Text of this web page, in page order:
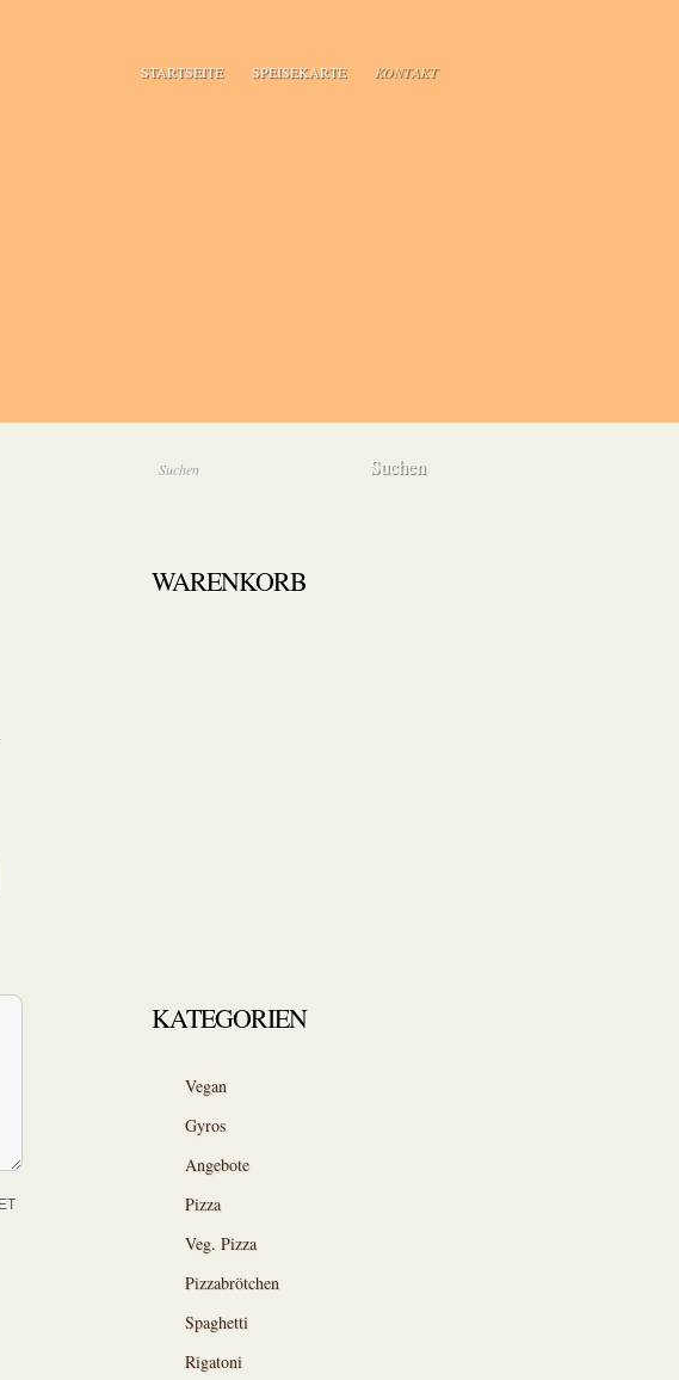
STARTSEITE SPEISEKARTE KONTAKT
WARENKORB
KATEGORIEN
Vegan
Gyros
Angebote
Pizza
Veg. Pizza
Pizzabrötchen
Spaghetti
Rigatoni